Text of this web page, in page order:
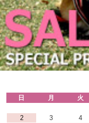
日
月 火
2
3 4